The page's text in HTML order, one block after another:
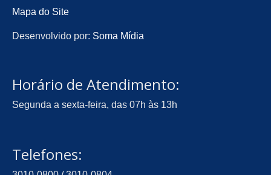
Mapa do Site
Desenvolvido por: Soma Mídia
Horário de Atendimento:
Segunda a sexta-feira, das 07h às 13h
Telefones: